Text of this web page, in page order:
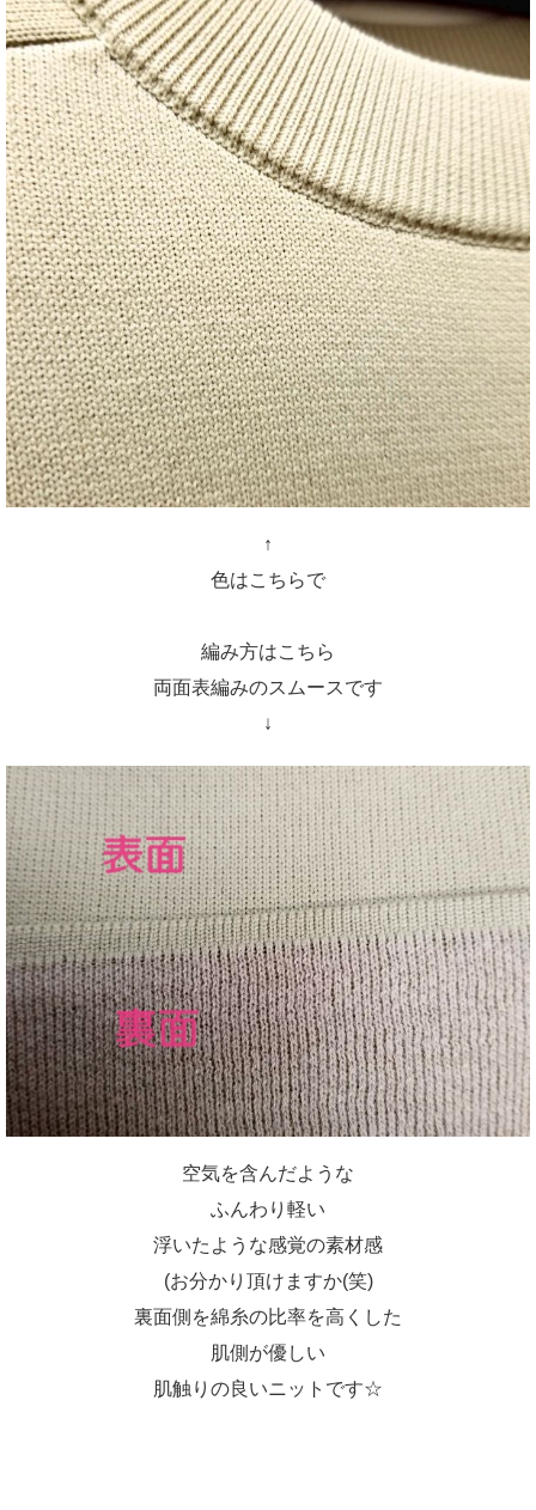
↑
色はこちらで
編み方はこちら
両面表編みのスムースです
↓
空気を含んだような
ふんわり軽い
浮いたような感覚の素材感
(お分かり頂けますか(笑)
裏面側を綿糸の比率を高くした
肌側が優しい
肌触りの良いニットです☆